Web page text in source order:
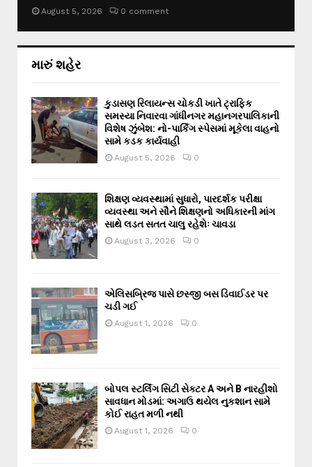
August 5, 2026 0 comment
મારું શહેર
કુડાસણ રિલાયન્સ ચોકડી ખાતે ટ્રાફિક
સમસ્યા નિવારવા ગાંધીનગર મહાનગરપાલિકાની
વિશેષ ઝુંબેશ: નો-પાર્કિંગ સ્પેસમાં મૂકેલા વાહનો
સામે કડક કાર્યવાહી
August 5, 2026 0
શિક્ષણ વ્યવસ્થામાં સુધારો, પારદર્શક પરીક્ષા
વ્યવસ્થા અને સૌને શિક્ષણનો અધિકારની માંગ
સાથે લડત સતત ચાલુ રહેશેઃ ચાવડા
August 3, 2026 0
એલિસબ્રિજ પાસે છસ્જી બસ ડિવાઈડર પર
ચડી ગઈ
August 1, 2026 0
બોપલ સ્ટર્લિંગ સિટી સેક્ટર A અને B નારહીશો
સાવધાન મોડમાં: અગાઉ થયેલ નુકશાન સામે
કોઈ રાહત મળી નથી
August 1, 2026 0